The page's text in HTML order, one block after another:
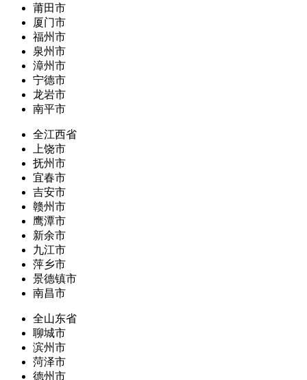
莆田市
厦门市
福州市
泉州市
漳州市
宁德市
龙岩市
南平市
全江西省
上饶市
抚州市
宜春市
吉安市
赣州市
鹰潭市
新余市
九江市
萍乡市
景德镇市
南昌市
全山东省
聊城市
滨州市
菏泽市
德州市